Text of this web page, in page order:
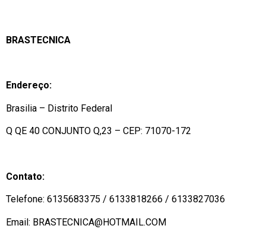
BRASTECNICA
Endereço:
Brasilia – Distrito Federal
Q QE 40 CONJUNTO Q,23 – CEP: 71070-172
Contato:
Telefone: 6135683375 / 6133818266 / 6133827036
Email: BRASTECNICA@HOTMAIL.COM